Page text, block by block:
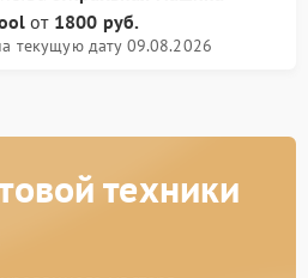
от 1800 руб.
текущую дату 09.08.2026
техники